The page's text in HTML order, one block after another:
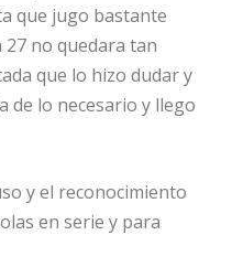
que jugo bastante
no quedara tan
que lo hizo dudar y
de lo necesario y llego
y el reconocimiento
en serie y para